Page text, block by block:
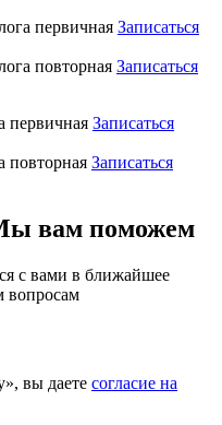
первичная Записаться
повторная Записаться
первичная Записаться
повторная Записаться
вам поможем
с вами в ближайшее
вопросам
вы даете согласие на